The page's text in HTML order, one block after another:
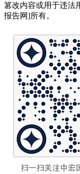
篡改内容或用于违法
报告网]所有。